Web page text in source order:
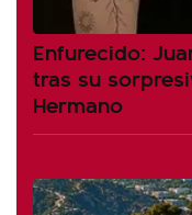
Enfurecido:
tras su
Hermano